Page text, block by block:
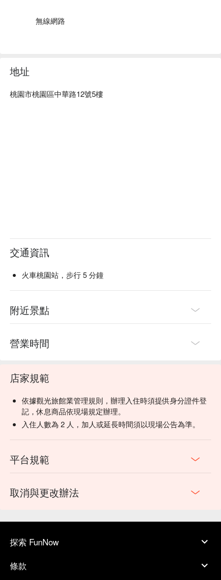
無線網路
地址
桃園市桃園區中華路12號5樓
交通資訊
火車桃園站，步行 5 分鐘
附近景點
營業時間
店家規範
依據觀光旅館業管理規則，辦理入住時須提供身分證件登
記，休息商品依現場規定辦理。
入住人數為 2 人，加人或延長時間須以現場公告為準。
平台規範
取消與更改辦法
探索 FunNow
條款